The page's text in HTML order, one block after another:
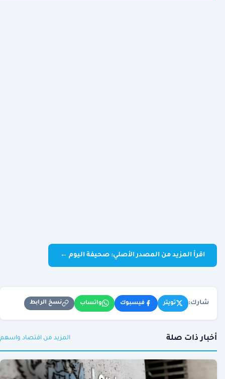
اقرأ المزيد من المصدر الأصلي: صحيفة اليوم ←
شارك: تويتر فيسبوك واتساب نسخ الرابط
أخبار ذات صلة المزيد من اقتصاد واسهم